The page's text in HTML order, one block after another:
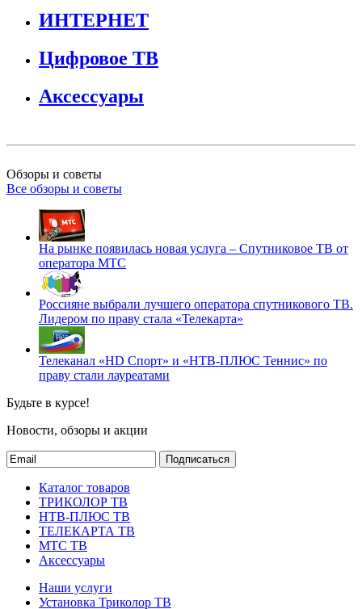
ИНТЕРНЕТ
Цифровое ТВ
Аксессуары
Обзоры и советы
Все обзоры и советы
На рынке появилась новая услуга – Спутниковое ТВ от
оператора МТС
Россияне выбрали лучшего оператора спутникового ТВ.
Лидером по праву стала «Телекарта»
Телеканал «HD Спорт» и «НТВ-ПЛЮС Теннис» по
праву стали лауреатами
Будьте в курсе!
Новости, обзоры и акции
Подписаться
Каталог товаров
ТРИКОЛОР ТВ
НТВ-ПЛЮС ТВ
ТЕЛЕКАРТА ТВ
МТС ТВ
Аксессуары
Наши услуги
Установка Триколор ТВ